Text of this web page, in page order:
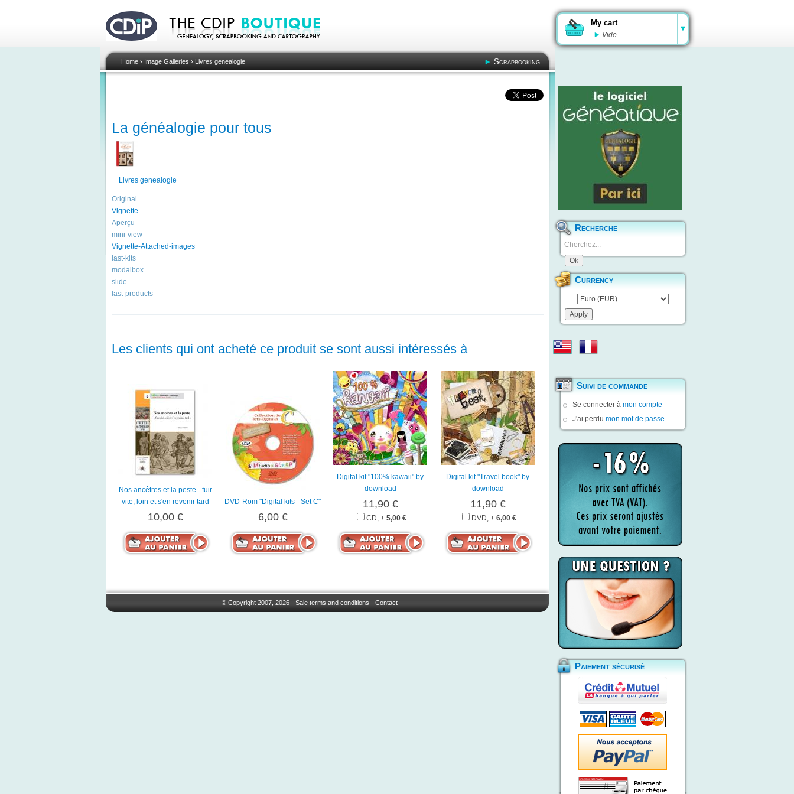
My cart
Vide
Home› Image Galleries › Livres genealogie Scrapbooking
La généalogie pour tous
Livres genealogie
Original
Vignette
Aperçu
mini-view
Vignette-Attached-images
last-kits
modalbox
slide
last-products
Les clients qui ont acheté ce produit se sont aussi intéressés à
Nos ancêtres et la peste - fuir
vite, loin et s'en revenir tard
10,00 €
DVD-Rom "Digital kits - Set C"
6,00 €
Digital kit "100% kawaii" by
download
11,90 €
CD, + 5,00 €
Digital kit "Travel book" by
download
11,90 €
DVD, + 6,00 €
© Copyright 2007, 2026 - Sale terms and conditions - Contact
Recherche
Currency
Suivi de commande
Se connecter à mon compte
J'ai perdu mon mot de passe
Paiement sécurisé